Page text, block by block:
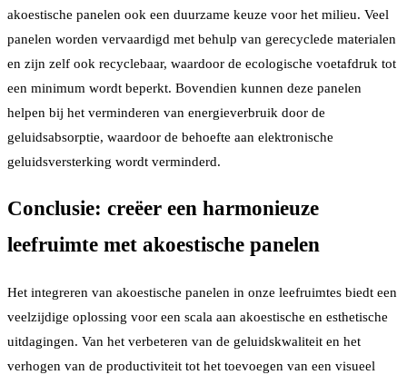
akoestische panelen ook een duurzame keuze voor het milieu. Veel
panelen worden vervaardigd met behulp van gerecyclede materialen
en zijn zelf ook recyclebaar, waardoor de ecologische voetafdruk tot
een minimum wordt beperkt. Bovendien kunnen deze panelen
helpen bij het verminderen van energieverbruik door de
geluidsabsorptie, waardoor de behoefte aan elektronische
geluidsversterking wordt verminderd.
Conclusie: creëer een harmonieuze
leefruimte met akoestische panelen
Het integreren van akoestische panelen in onze leefruimtes biedt een
veelzijdige oplossing voor een scala aan akoestische en esthetische
uitdagingen. Van het verbeteren van de geluidskwaliteit en het
verhogen van de productiviteit tot het toevoegen van een visueel